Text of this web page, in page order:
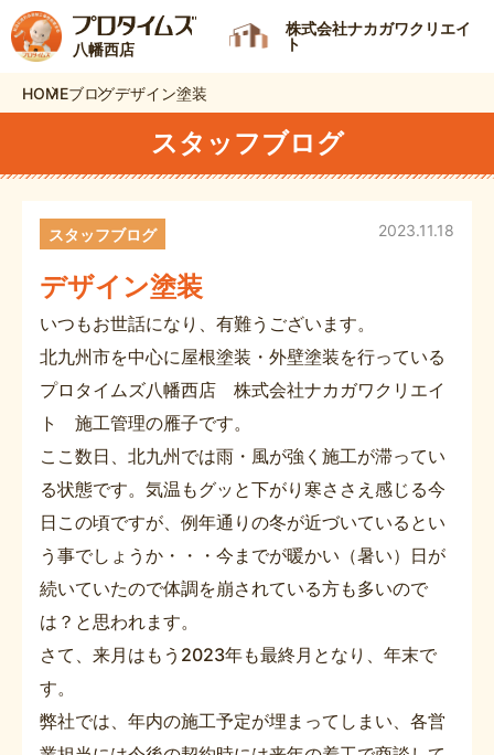
八幡西店
株式会社ナカガワクリエイ
ト
HOMEブログデザイン塗装
スタッフブログ
デザイン塗装
2023.11.18
スタッフブログ
いつもお世話になり、有難うございます。
北九州市を中心に屋根塗装・外壁塗装を行っている
プロタイムズ八幡西店 株式会社ナカガワクリエイ
ト 施工管理の雁子です。
ここ数日、北九州では雨・風が強く施工が滞ってい
る状態です。気温もグッと下がり寒ささえ感じる今
日この頃ですが、例年通りの冬が近づいているとい
う事でしょうか・・・今までが暖かい（暑い）日が
続いていたので体調を崩されている方も多いので
は？と思われます。
さて、来月はもう2023年も最終月となり、年末で
す。
弊社では、年内の施工予定が埋まってしまい、各営